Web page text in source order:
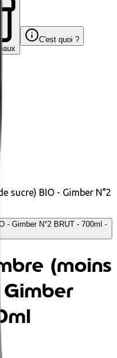
C'est quoi ?
sucre) BIO - Gimber N°2
- Gimber N°2 BRUT - 700ml -
(moins